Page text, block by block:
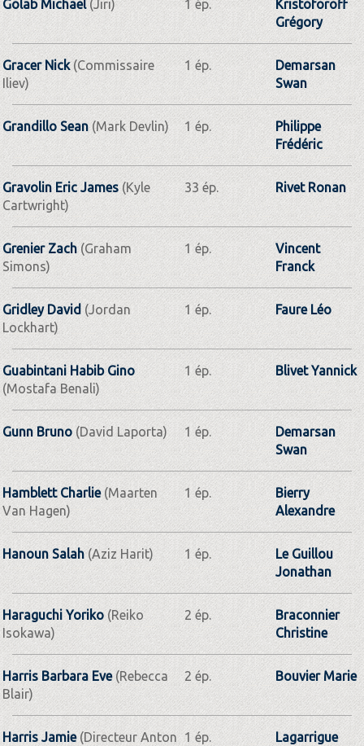
Golab Michael (Jiri) 1 ép.
Kristoforoff
Grégory
Gracer Nick(Commissaire
Iliev)
1 ép.
Demarsan
Swan
Grandillo Sean(Mark Devlin) 1 ép.
Philippe
Frédéric
Gravolin Eric James (Kyle
Cartwright)
33 ép. Rivet Ronan
Grenier Zach (Graham
Simons)
1 ép.
Vincent
Franck
Gridley David (Jordan
Lockhart)
1 ép. Faure Léo
Guabintani Habib Gino
(Mostafa Benali)
1 ép. Blivet Yannick
Gunn Bruno (David Laporta) 1 ép.
Demarsan
Swan
Hamblett Charlie(Maarten
Van Hagen)
1 ép.
Bierry
Alexandre
Hanoun Salah(Aziz Harit) 1 ép.
Le Guillou
Jonathan
Haraguchi Yoriko(Reiko
Isokawa)
2 ép.
Braconnier
Christine
Harris Barbara Eve(Rebecca
Blair)
2 ép. Bouvier Marie
Harris Jamie(Directeur Anton
1 ép.
Lagarrigue